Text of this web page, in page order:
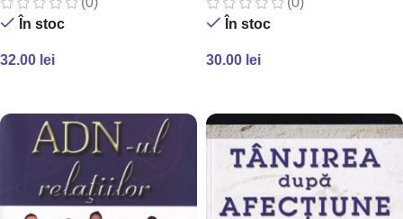
În stoc
32.00 lei
În stoc
30.00 lei